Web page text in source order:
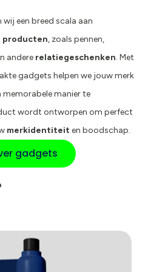
een breed scala aan
producten, zoals pennen,
andere relatiegeschenken. Met
gadgets helpen we jouw merk
memorabele manier te
wordt ontworpen om perfect
merkidentiteiten boodschap.
gadgets